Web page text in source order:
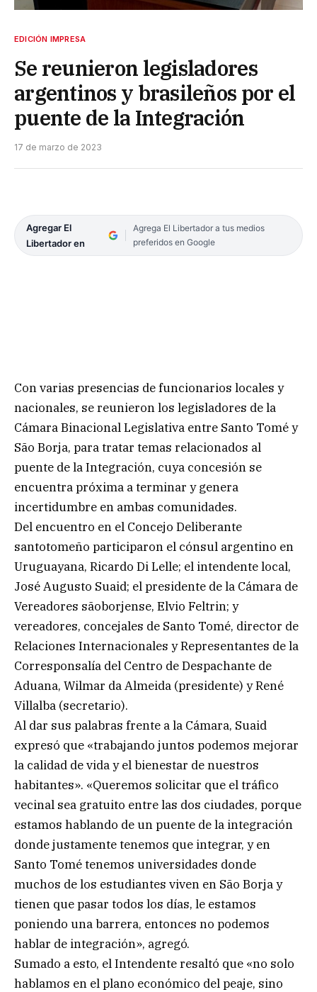
EDICIÓN IMPRESA
Se reunieron legisladores
argentinos y brasileños por el
puente de la Integración
17 de marzo de 2023
Agregar El
Libertador en
Agrega El Libertador a tus medios
preferidos en Google
Con varias presencias de funcionarios locales y
nacionales, se reunieron los legisladores de la
Cámara Binacional Legislativa entre Santo Tomé y
São Borja, para tratar temas relacionados al
puente de la Integración, cuya concesión se
encuentra próxima a terminar y genera
incertidumbre en ambas comunidades.
Del encuentro en el Concejo Deliberante
santotomeño participaron el cónsul argentino en
Uruguayana, Ricardo Di Lelle; el intendente local,
José Augusto Suaid; el presidente de la Cámara de
Vereadores sãoborjense, Elvio Feltrin; y
vereadores, concejales de Santo Tomé, director de
Relaciones Internacionales y Representantes de la
Corresponsalía del Centro de Despachante de
Aduana, Wilmar da Almeida (presidente) y René
Villalba (secretario).
Al dar sus palabras frente a la Cámara, Suaid
expresó que «trabajando juntos podemos mejorar
la calidad de vida y el bienestar de nuestros
habitantes». «Queremos solicitar que el tráfico
vecinal sea gratuito entre las dos ciudades, porque
estamos hablando de un puente de la integración
donde justamente tenemos que integrar, y en
Santo Tomé tenemos universidades donde
muchos de los estudiantes viven en São Borja y
tienen que pasar todos los días, le estamos
poniendo una barrera, entonces no podemos
hablar de integración», agregó.
Sumado a esto, el Intendente resaltó que «no solo
hablamos en el plano económico del peaje, sino